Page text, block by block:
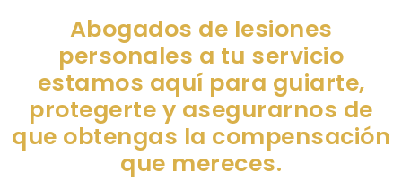
Abogados de lesiones
personales a tu servicio
estamos aquí para guiarte,
protegerte y asegurarnos de
que obtengas la compensación
que mereces.